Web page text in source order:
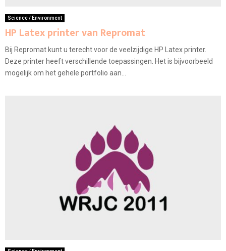
Science / Environment
HP Latex printer van Repromat
Bij Repromat kunt u terecht voor de veelzijdige HP Latex printer.
Deze printer heeft verschillende toepassingen. Het is bijvoorbeeld
mogelijk om het gehele portfolio aan...